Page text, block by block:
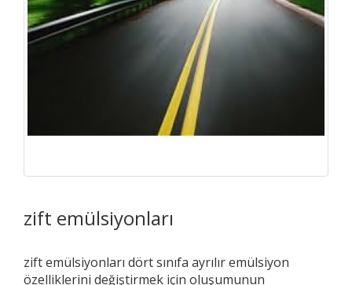
zift emülsiyonları
zift emülsiyonları dört sınıfa ayrılır emülsiyon
özelliklerini değiştirmek için oluşumunun